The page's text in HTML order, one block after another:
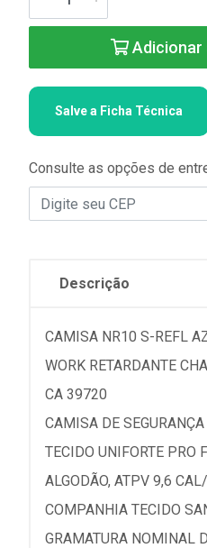
Adicionar
Salve a Ficha Técnica
Consulte as opções de
Descrição
CAMISA NR10 S-REFL
WORK RETARDANTE
CA 39720
CAMISA DE
TECIDO UNIFORTE PRO
ALGODÃO, ATPV 9,6
COMPANHIA TECIDO
GRAMATURA NOMINAL